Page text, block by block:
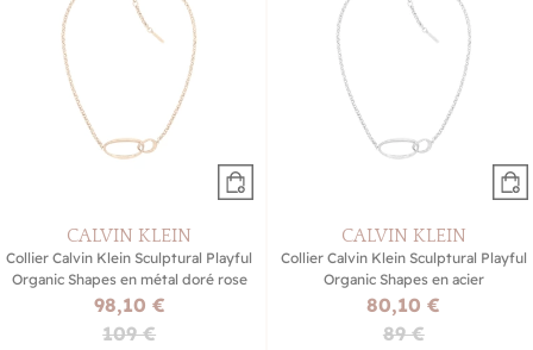
CALVIN KLEIN
Collier Calvin Klein Sculptural Playful
Organic Shapes en métal doré rose
98,10 €
109 €
CALVIN KLEIN
Collier Calvin Klein Sculptural Playful
Organic Shapes en acier
80,10 €
89 €